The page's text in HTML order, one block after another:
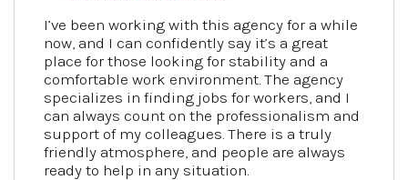
I’ve been working with this agency for a while
now, and I can confidently say it’s a great
place for those looking for stability and a
comfortable work environment. The agency
specializes in finding jobs for workers, and I
can always count on the professionalism and
support of my colleagues. There is a truly
friendly atmosphere, and people are always
ready to help in any situation.